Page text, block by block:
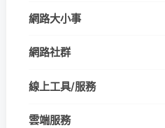
網路大小事
網路社群
線上工具/服務
雲端服務